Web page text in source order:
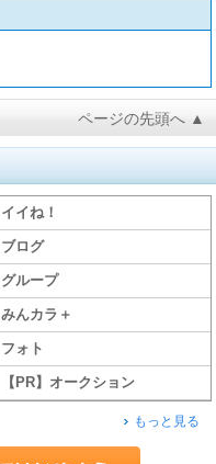
ページの先頭へ ▲
イイね！
ブログ
グループ
みんカラ＋
フォト
【PR】オークション
もっと見る